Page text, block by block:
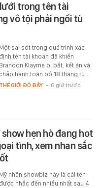
trong tên tài
vô tội phải ngồi tù
Một sai sót trong quá trình xác
định tên tài khoản đã khiến
Brandon Klayme bị bắt, kết án và
chấp hành toàn bộ 18 tháng tù…
THẾ GIỚI ĐÓ ĐÂY - 6 giờ trước
hẹn hò đang hot
tình, xem nhan sắc
Mỹ nhân showbiz này là cái tên
được nhắc đến nhiều nhất sau 4